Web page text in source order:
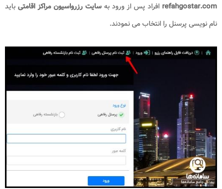
refahgostar.com افراد پس از ورود به سایت رزرواسیون مراکز اقامتی باید
نام نویسی پرسنل را انتخاب می نمودند.